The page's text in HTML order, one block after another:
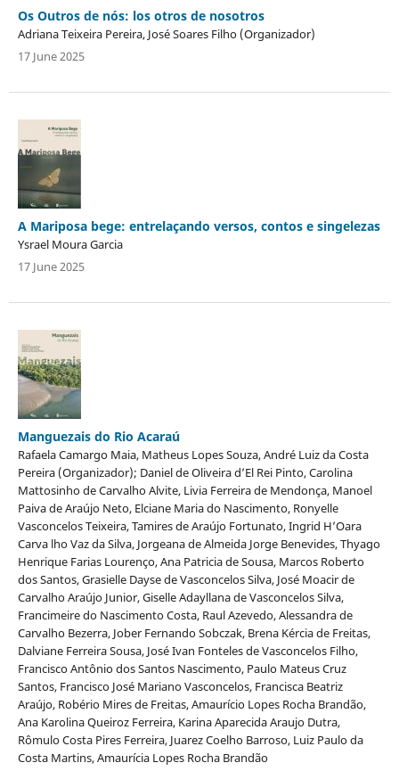
Os Outros de nós: los otros de nosotros
Adriana Teixeira Pereira, José Soares Filho (Organizador)
17 June 2025
A Mariposa bege: entrelaçando versos, contos e singelezas
Ysrael Moura Garcia
17 June 2025
Manguezais do Rio Acaraú
Rafaela Camargo Maia, Matheus Lopes Souza, André Luiz da Costa
Pereira (Organizador); Daniel de Oliveira d’El Rei Pinto, Carolina
Mattosinho de Carvalho Alvite, Livia Ferreira de Mendonça, Manoel
Paiva de Araújo Neto, Elciane Maria do Nascimento, Ronyelle
Vasconcelos Teixeira, Tamires de Araújo Fortunato, Ingrid H’Oara
Carva lho Vaz da Silva, Jorgeana de Almeida Jorge Benevides, Thyago
Henrique Farias Lourenço, Ana Patricia de Sousa, Marcos Roberto
dos Santos, Grasielle Dayse de Vasconcelos Silva, José Moacir de
Carvalho Araújo Junior, Giselle Adayllana de Vasconcelos Silva,
Francimeire do Nascimento Costa, Raul Azevedo, Alessandra de
Carvalho Bezerra, Jober Fernando Sobczak, Brena Kércia de Freitas,
Dalviane Ferreira Sousa, José Ivan Fonteles de Vasconcelos Filho,
Francisco Antônio dos Santos Nascimento, Paulo Mateus Cruz
Santos, Francisco José Mariano Vasconcelos, Francisca Beatriz
Araújo, Robério Mires de Freitas, Amaurício Lopes Rocha Brandão,
Ana Karolina Queiroz Ferreira, Karina Aparecida Araujo Dutra,
Rômulo Costa Pires Ferreira, Juarez Coelho Barroso, Luiz Paulo da
Costa Martins, Amaurícia Lopes Rocha Brandão